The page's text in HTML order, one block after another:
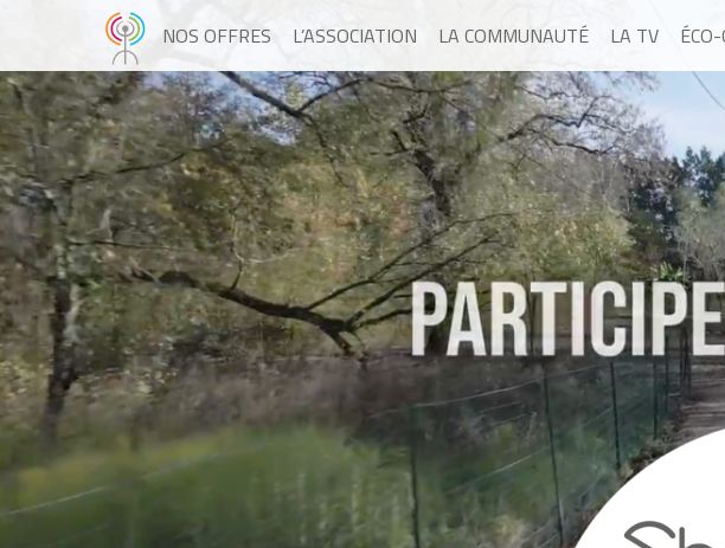
NOS OFFRES L’ASSOCIATION LA COMMUNAUTÉ LA TV